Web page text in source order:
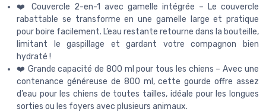
❤️ Couvercle 2-en-1 avec gamelle intégrée – Le couvercle
rabattable se transforme en une gamelle large et pratique
pour boire facilement. L’eau restante retourne dans la bouteille,
limitant le gaspillage et gardant votre compagnon bien
hydraté !
❤️ Grande capacité de 800 ml pour tous les chiens – Avec une
contenance généreuse de 800 ml, cette gourde offre assez
d’eau pour les chiens de toutes tailles, idéale pour les longues
sorties ou les foyers avec plusieurs animaux.